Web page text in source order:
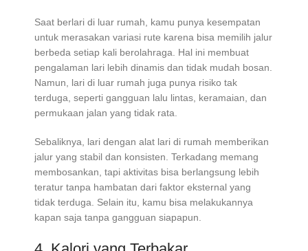
Saat berlari di luar rumah, kamu punya kesempatan
untuk merasakan variasi rute karena bisa memilih jalur
berbeda setiap kali berolahraga. Hal ini membuat
pengalaman lari lebih dinamis dan tidak mudah bosan.
Namun, lari di luar rumah juga punya risiko tak
terduga, seperti gangguan lalu lintas, keramaian, dan
permukaan jalan yang tidak rata.
Sebaliknya, lari dengan alat lari di rumah memberikan
jalur yang stabil dan konsisten. Terkadang memang
membosankan, tapi aktivitas bisa berlangsung lebih
teratur tanpa hambatan dari faktor eksternal yang
tidak terduga. Selain itu, kamu bisa melakukannya
kapan saja tanpa gangguan siapapun.